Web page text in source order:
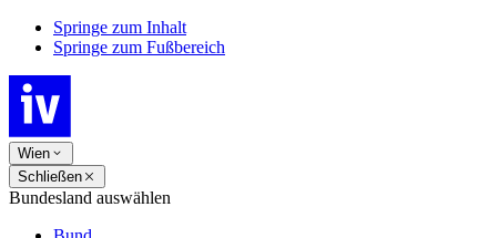
Springe zum Inhalt
Springe zum Fußbereich
Wien
Schließen
Bundesland auswählen